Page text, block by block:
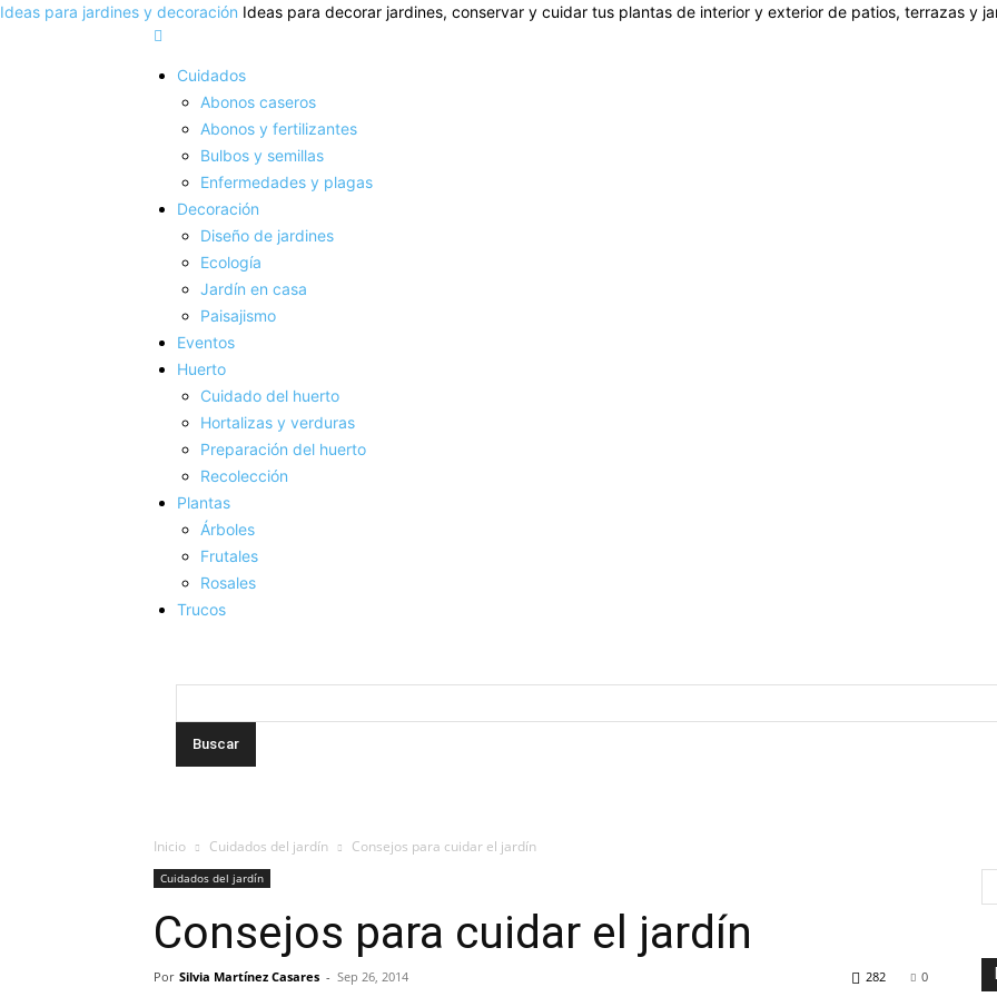
Ideas para jardines y decoración Ideas para decorar jardines, conservar y cuidar tus plantas de interior y exterior de patios, terrazas y
Cuidados
Abonos caseros
Abonos y fertilizantes
Bulbos y semillas
Enfermedades y plagas
Decoración
Diseño de jardines
Ecología
Jardín en casa
Paisajismo
Eventos
Huerto
Cuidado del huerto
Hortalizas y verduras
Preparación del huerto
Recolección
Plantas
Árboles
Frutales
Rosales
Trucos
Inicio Cuidados del jardín Consejos para cuidar el jardín
Cuidados del jardín
Consejos para cuidar el jardín
Por Silvia Martínez Casares - Sep 26, 2014 0
282